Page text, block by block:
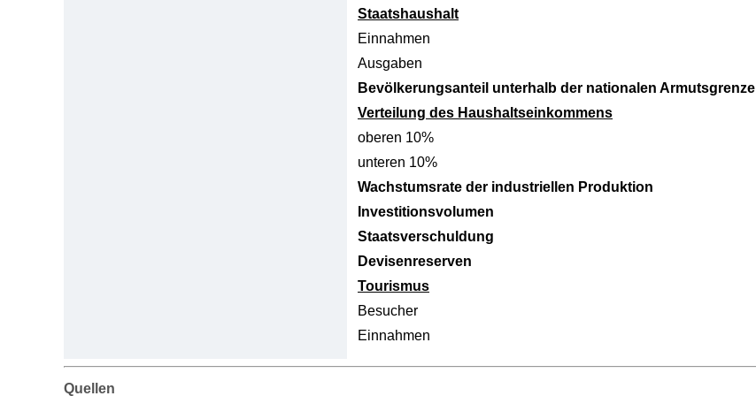
Staatshaushalt
Einnahmen
Ausgaben
Bevölkerungsanteil unterhalb der nationalen Armutsgrenze
Verteilung des Haushaltseinkommens
oberen 10%
unteren 10%
Wachstumsrate der industriellen Produktion
Investitionsvolumen
Staatsverschuldung
Devisenreserven
Tourismus
Besucher
Einnahmen
Quellen